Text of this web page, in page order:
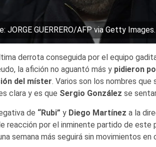
JORGE GUERRERO/AFP via Getty Images.
derrota conseguida por el equipo
la afición no aguantó más y pidieron
del míster. Varios son los nombres que
clara y es que Sergio González se
de “Rubi” y Diego Martínez a la
reacción por el inminente partido de este
semana más seguirá sin movimientos